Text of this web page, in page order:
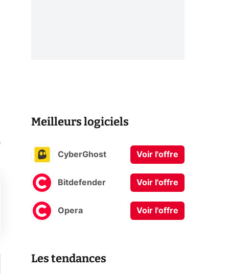
Meilleurs logiciels
CyberGhost Voir l'offre
Bitdefender Voir l'offre
Opera Voir l'offre
Les tendances